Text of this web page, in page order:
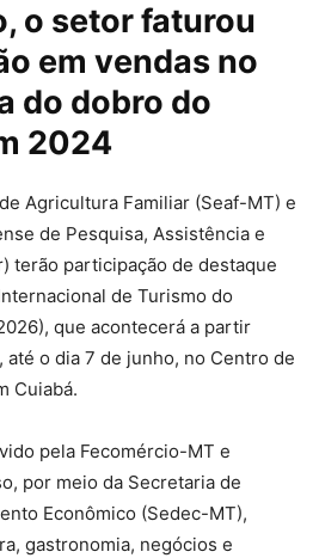
o setor faturou
em vendas no
do dobro do
2024
Agricultura Familiar (Seaf-MT) e
de Pesquisa, Assistência e
terão participação de destaque
de Turismo do
que acontecerá a partir
o dia 7 de junho, no Centro de
Cuiabá.
pela Fecomércio-MT e
por meio da Secretaria de
Econômico (Sedec-MT),
gastronomia, negócios e